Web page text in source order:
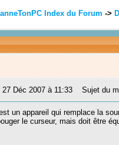
Index du Forum ->
27 Déc 2007 à 11:33 Sujet du
un appareil qui remplace la
le curseur, mais doit être